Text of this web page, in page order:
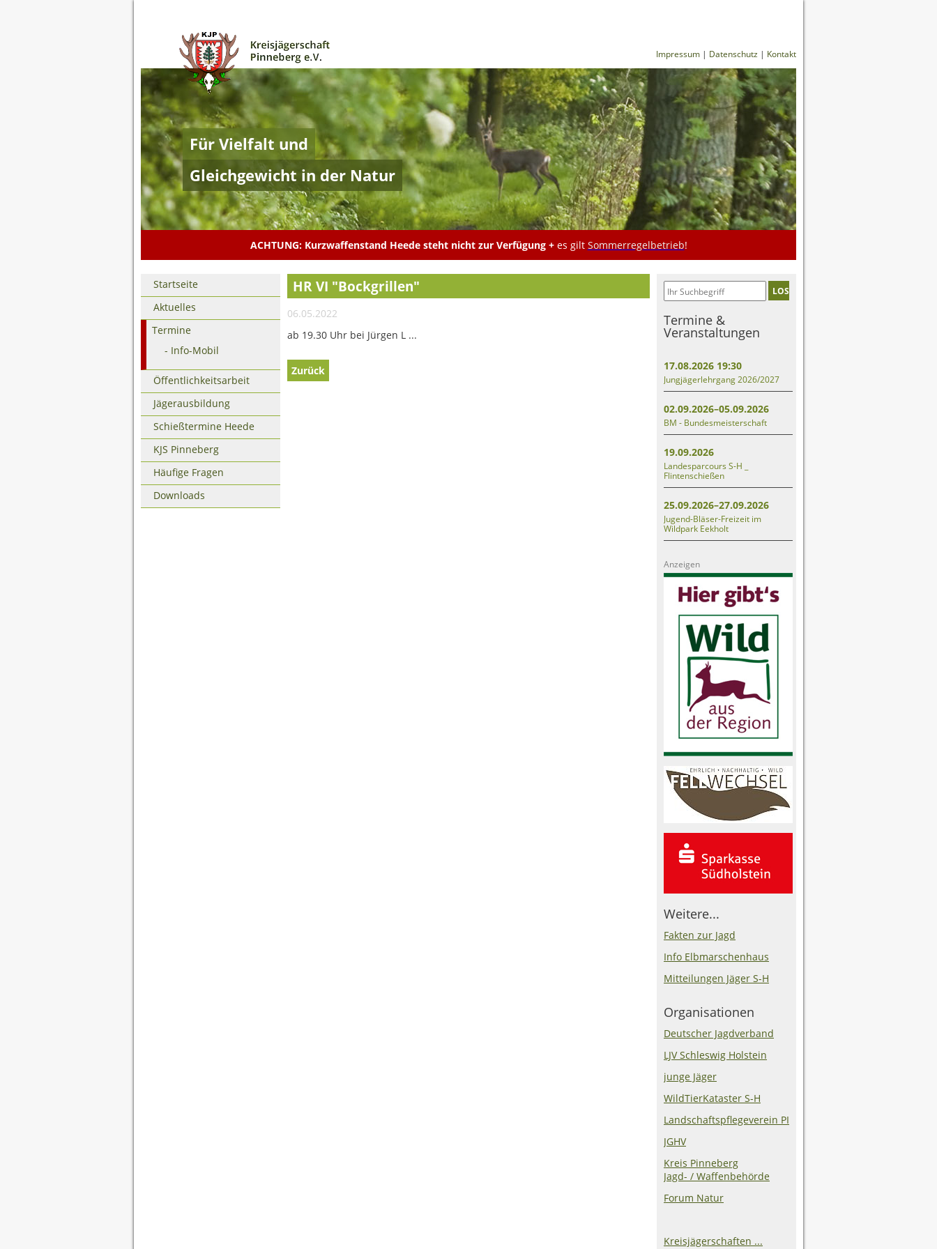
Impressum | Datenschutz | Kontakt
Für Vielfalt und
Gleichgewicht in der Natur
ACHTUNG: Kurzwaffenstand Heede steht nicht zur Verfügung + es gilt Sommerregelbetrieb!
HR VI "Bockgrillen"
06.05.2022
ab 19.30 Uhr bei Jürgen L ...
Zurück
Navigation
überspringen
Startseite
Aktuelles
Termine
Info-Mobil
Öffentlichkeitsarbeit
Jägerausbildung
Schießtermine Heede
KJS Pinneberg
Häufige Fragen
Downloads
LOS
Termine &
Veranstaltungen
17.08.2026 19:30
Jungjägerlehrgang 2026/2027
02.09.2026–05.09.2026
BM - Bundesmeisterschaft
19.09.2026
Landesparcours S-H _
Flintenschießen
25.09.2026–27.09.2026
Jugend-Bläser-Freizeit im
Wildpark Eekholt
Anzeigen
Weitere...
Fakten zur Jagd
Info Elbmarschenhaus
Mitteilungen Jäger S-H
Organisationen
Deutscher Jagdverband
LJV Schleswig Holstein
junge Jäger
WildTierKataster S-H
Landschaftspflegeverein PI
JGHV
Kreis Pinneberg
Jagd- / Waffenbehörde
Forum Natur
Kreisjägerschaften ...